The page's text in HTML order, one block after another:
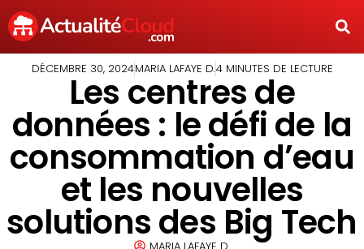
DÉCEMBRE 30, 2024MARIA LAFAYE D.4 MINUTES DE LECTURE
Les centres de
données : le défi de la
consommation d’eau
et les nouvelles
solutions des Big Tech
MARIA LAFAYE D.